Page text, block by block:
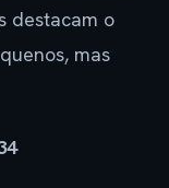
destacam o
mas